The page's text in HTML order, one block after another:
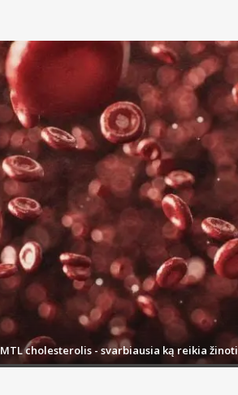
MTL cholesterolis - svarbiausia ką reikia žinoti